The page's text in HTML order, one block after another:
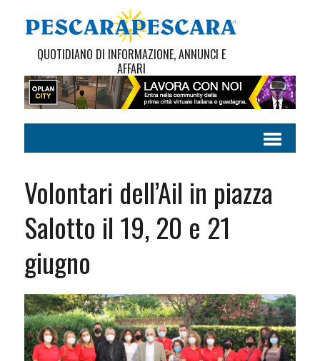
QUOTIDIANO DI INFORMAZIONE, ANNUNCI E
AFFARI
Volontari dell’Ail in piazza
Salotto il 19, 20 e 21
giugno